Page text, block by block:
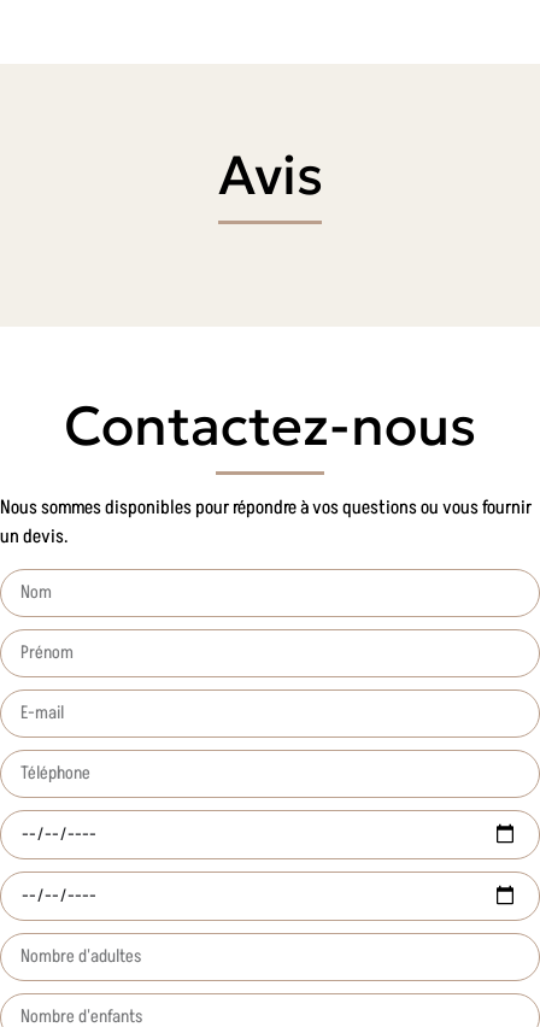
Avis
Contactez-nous
Nous sommes disponibles pour répondre à vos questions ou vous fournir
un devis.